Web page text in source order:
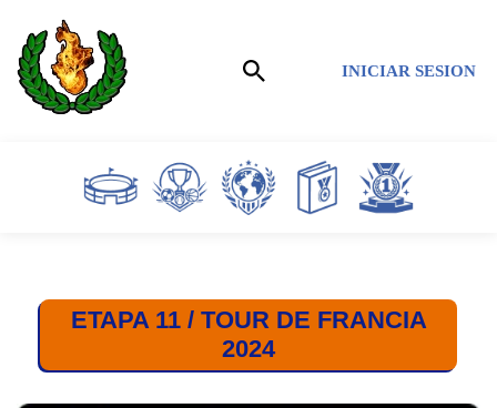
Saltar
al
contenido
INICIAR SESION
ETAPA 11 / TOUR DE FRANCIA
2024